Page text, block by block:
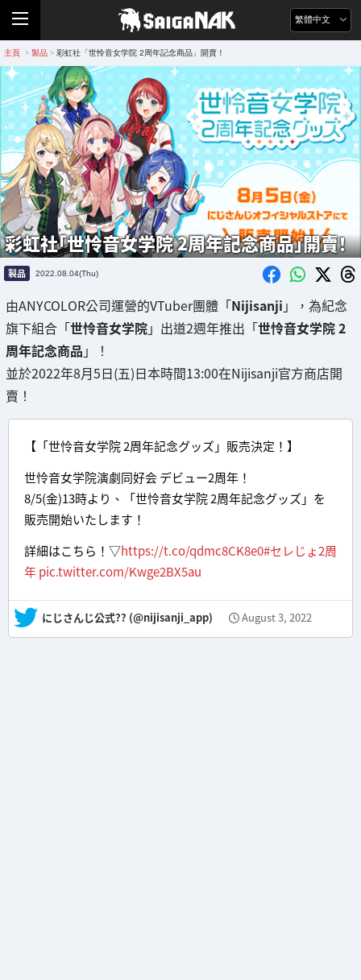
繁體中文
主頁 > 製品 > 彩虹社「世怜音女学院 2周年記念商品」開賣！
彩虹社「世怜音女学院 2周年記念商品」開賣！
製品 2022.08.04(Thu)
由ANYCOLOR公司運營的VTuber團體「Nijisanji 」，為紀念
旗下組合「世怜音女学院」出道2週年推出「世怜音女学院 2
周年記念商品 」！
並於2022年8月5日(五)日本時間13:00在Nijisanji官方商店開
賣！
【「世怜音女学院 2周年記念グッズ」販売決定！】
世怜音女学院演劇同好会 デビュー2周年！
8/5(金)13時より、「世怜音女学院 2周年記念グッズ」を
販売開始いたします！
詳細はこちら！▽https://t.co/qdmc8CK8e0#セレじょ2周
年pic.twitter.com/Kwge2BX5au
— にじさんじ公式?? (@nijisanji_app) August 3, 2022